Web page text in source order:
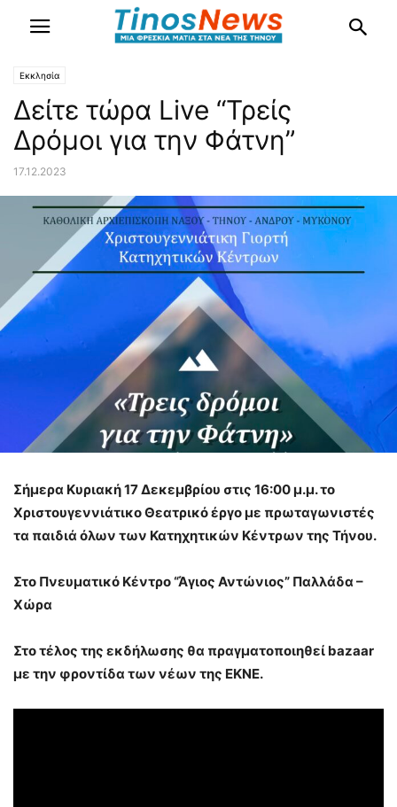
Εκκλησία
Δείτε τώρα Live “Τρείς
Δρόμοι για την Φάτνη”
17.12.2023
Σήμερα Κυριακή 17 Δεκεμβρίου στις 16:00 μ.μ. το
Χριστουγεννιάτικο Θεατρικό έργο με πρωταγωνιστές
τα παιδιά όλων των Κατηχητικών Κέντρων της Τήνου.
Στο Πνευματικό Κέντρο “Άγιος Αντώνιος” Παλλάδα –
Χώρα
Στο τέλος της εκδήλωσης θα πραγματοποιηθεί bazaar
με την φροντίδα των νέων της ΕΚΝΕ.